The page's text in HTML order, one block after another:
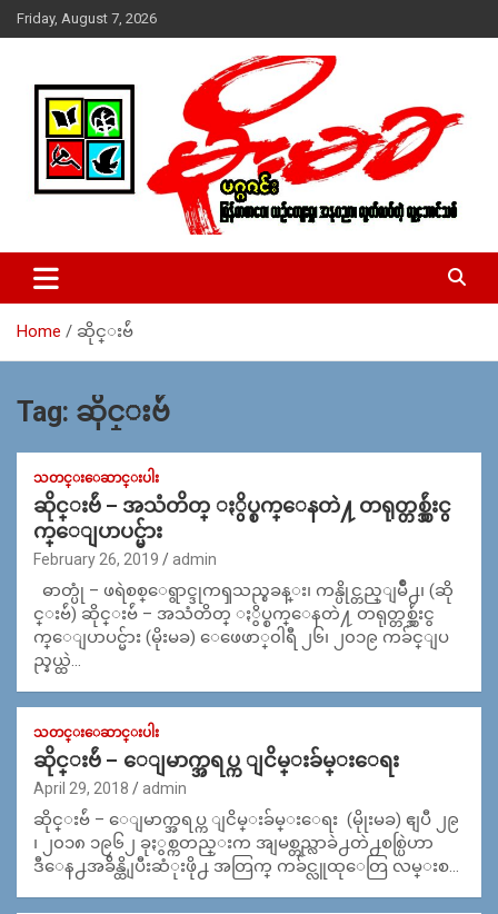
Skip
to
Friday, August 7, 2026
MoeMaKa Burmese News &
Media
ယ္ေရး – အမွတ္ ၂၅၄၊ ပထပ္၊ လမ္း ၄၀၊ ေက်ာက္တံတား၊ ရန္ကုန္။
(ဖုုံး – ၀၉ ၂၅၂ ၂၄၉ ၀၉၄ ၊ ၀၉ ၄၂၁ ၇၄၃ ၇၅၃ ၊ ၀၉ ၅၀၄ ၁၀ ၅၈) ျ
ဇာေစ်းသစ္ ။ ၀၉ ၇၈၆၈၃၇ ၃၀၅ / ၀၉ ၉၆၃၆၉၉၈၃၄
Home ဆိုင္းဗ်ဴ
Tag: ဆိုင္းဗ်ဴ
သတင္းေဆာင္းပါး
ဆိုင္းဗ်ဴ – အသံတိတ္ ႏွိပ္စက္ေနတဲ႔ တရုတ္တစ္သ်ွဴးငွ
က္ေျပာပင္မ်ား
February 26, 2019 admin
ဓာတ္ပုံ – ဖရဲစစ္ေရွာင္ဒုကၡသည္စခန္း၊ ကန္ပိုင္တည္ျမိဳ႕၊ (ဆို
င္းဗ်ဴ) ဆိုင္းဗ်ဴ – အသံတိတ္ ႏွိပ္စက္ေနတဲ႔ တရုတ္တစ္သ်ွဴးငွ
က္ေျပာပင္မ်ား (မိုးမခ) ေဖေဖာ္၀ါရီ ၂၆၊ ၂၀၁၉ ကခ်င္ျပ
ည္နယ္ထဲ…
သတင္းေဆာင္းပါး
ဆိုင္​းဗ်ဴ – ေျမာက္အရပ္က ျငိမ္းခ်မ္းေရး
April 29, 2018 admin
ဆိုင္​းဗ်ဴ – ေျမာက္အရပ္က ျငိမ္းခ်မ္းေရး (မိုုးမခ) ဧျပီ ၂၉
၊ ၂၀၁၈ ၁၉၆၂ ခုႏွစ္ကတည္းက အျမစ္တည္လာခဲ႕တဲ႕စစ္ပြဲဟာ
ဒီေန႕အခ်ိန္ထိ ျပီးဆံုးဖို႕ အတြက္ ကခ်င္လူထုေတြ လမ္းစ…